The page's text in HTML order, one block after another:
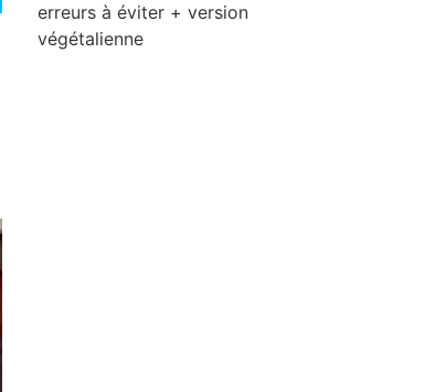
erreurs à éviter + version
végétalienne